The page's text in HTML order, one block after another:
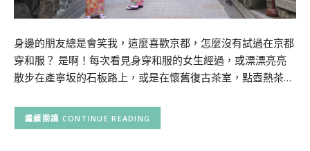
身邊的朋友總是會笑我，這麼喜歡京都，怎麼沒有試過在京都
穿和服？ 是啊！每次看見身穿和服的女生經過，或漂漂亮亮
散步在產寧坂的石板路上，或是在懷舊復古茶室，點壺熱茶…
CONTINUE READING